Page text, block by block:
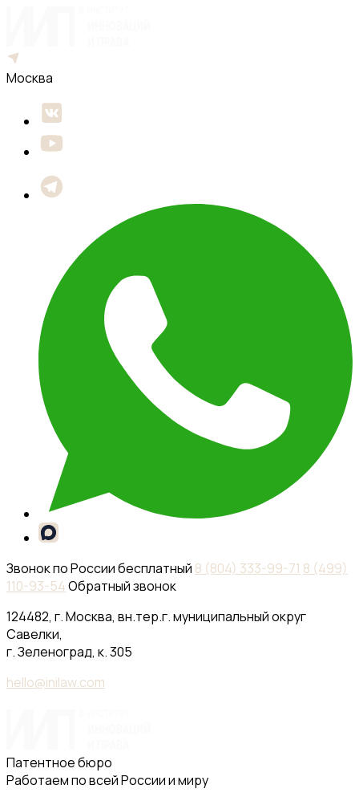
Москва
Звонок по России бесплатный 8 (804) 333-99-71 8 (499)
110-93-54Обратный звонок
124482, г. Москва, вн.тер.г. муниципальный округ
Савелки,
г. Зеленоград, к. 305
hello@inilaw.com
Патентное бюро
Работаем по всей России и миру